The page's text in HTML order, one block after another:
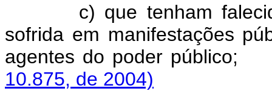
c) que tenham
sofrida em manifestações
agentes do
10.875, de 2004)